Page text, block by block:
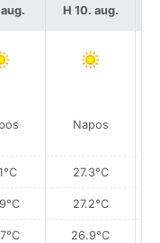
H 10. aug.
Napos
27.3°C
27.2°C
26.9°C